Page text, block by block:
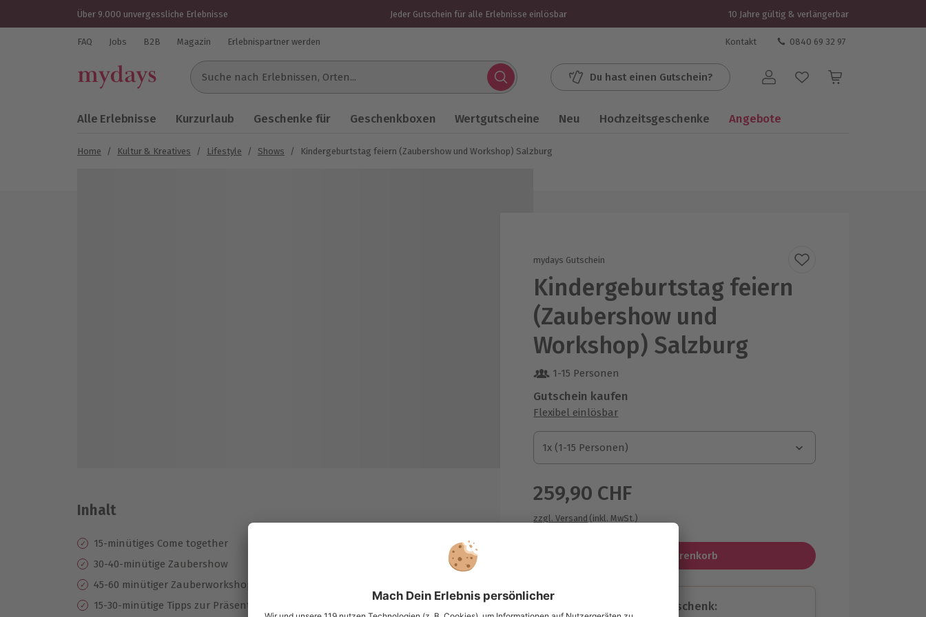
Über 9.000 unvergessliche Erlebnisse Jeder Gutschein für alle Erlebnisse einlösbar 10 Jahre gültig & verlängerbar
FAQ Jobs B2B Magazin Erlebnispartner werden Kontakt 0840 69 32 97
Suche nach Erlebnissen...
Du hast einen Gutschein? Benutzerkonto
Alle Erlebnisse Kurzurlaub Geschenke für Geschenkboxen Wertgutscheine Neu Hochzeitsgeschenke Angebote
Home / Kultur & Kreatives / Lifestyle / Shows / Kindergeburtstag feiern (Zaubershow und Workshop) Salzburg
mydays Gutschein
Kindergeburtstag feiern
(Zaubershow und
Workshop) Salzburg
1-15 Personen
Gutschein kaufen
Flexibel einlösbar
1x (1-15 Personen)
1x (1-15 Personen)
1x (1-15 Personen)
259,90 CHF
zzgl. Versand (inkl. MwSt.)
In den Warenkorb
Immer das passende Geschenk:
Inhalt
15-minütiges Come together
30-40-minütige Zaubershow
45-60 minütiger Zauberworkshop
15-30-minütige Tipps zur Präsentation und Vorführung